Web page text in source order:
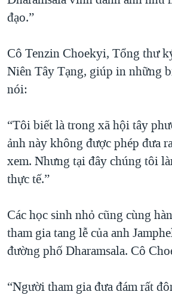
đạo.”
Cô Tenzin Choekyi, Tổng thư
Niên Tây Tạng, giúp in những
nói:
“Tôi biết là trong xã hội tây
ảnh này không được phép đưa
xem. Nhưng tại đây chúng tôi
thực tế.”
Các học sinh nhỏ cũng cùng
tham gia tang lễ của anh
đường phố Dharamsala. Cô
“Người tham gia đưa đám rất